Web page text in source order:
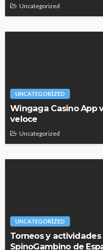
Uncategorized
UNCATEGORIZED
Wingaga Casino App
veloce
Uncategorized
UNCATEGORIZED
Torneos y
SpinoGambino de